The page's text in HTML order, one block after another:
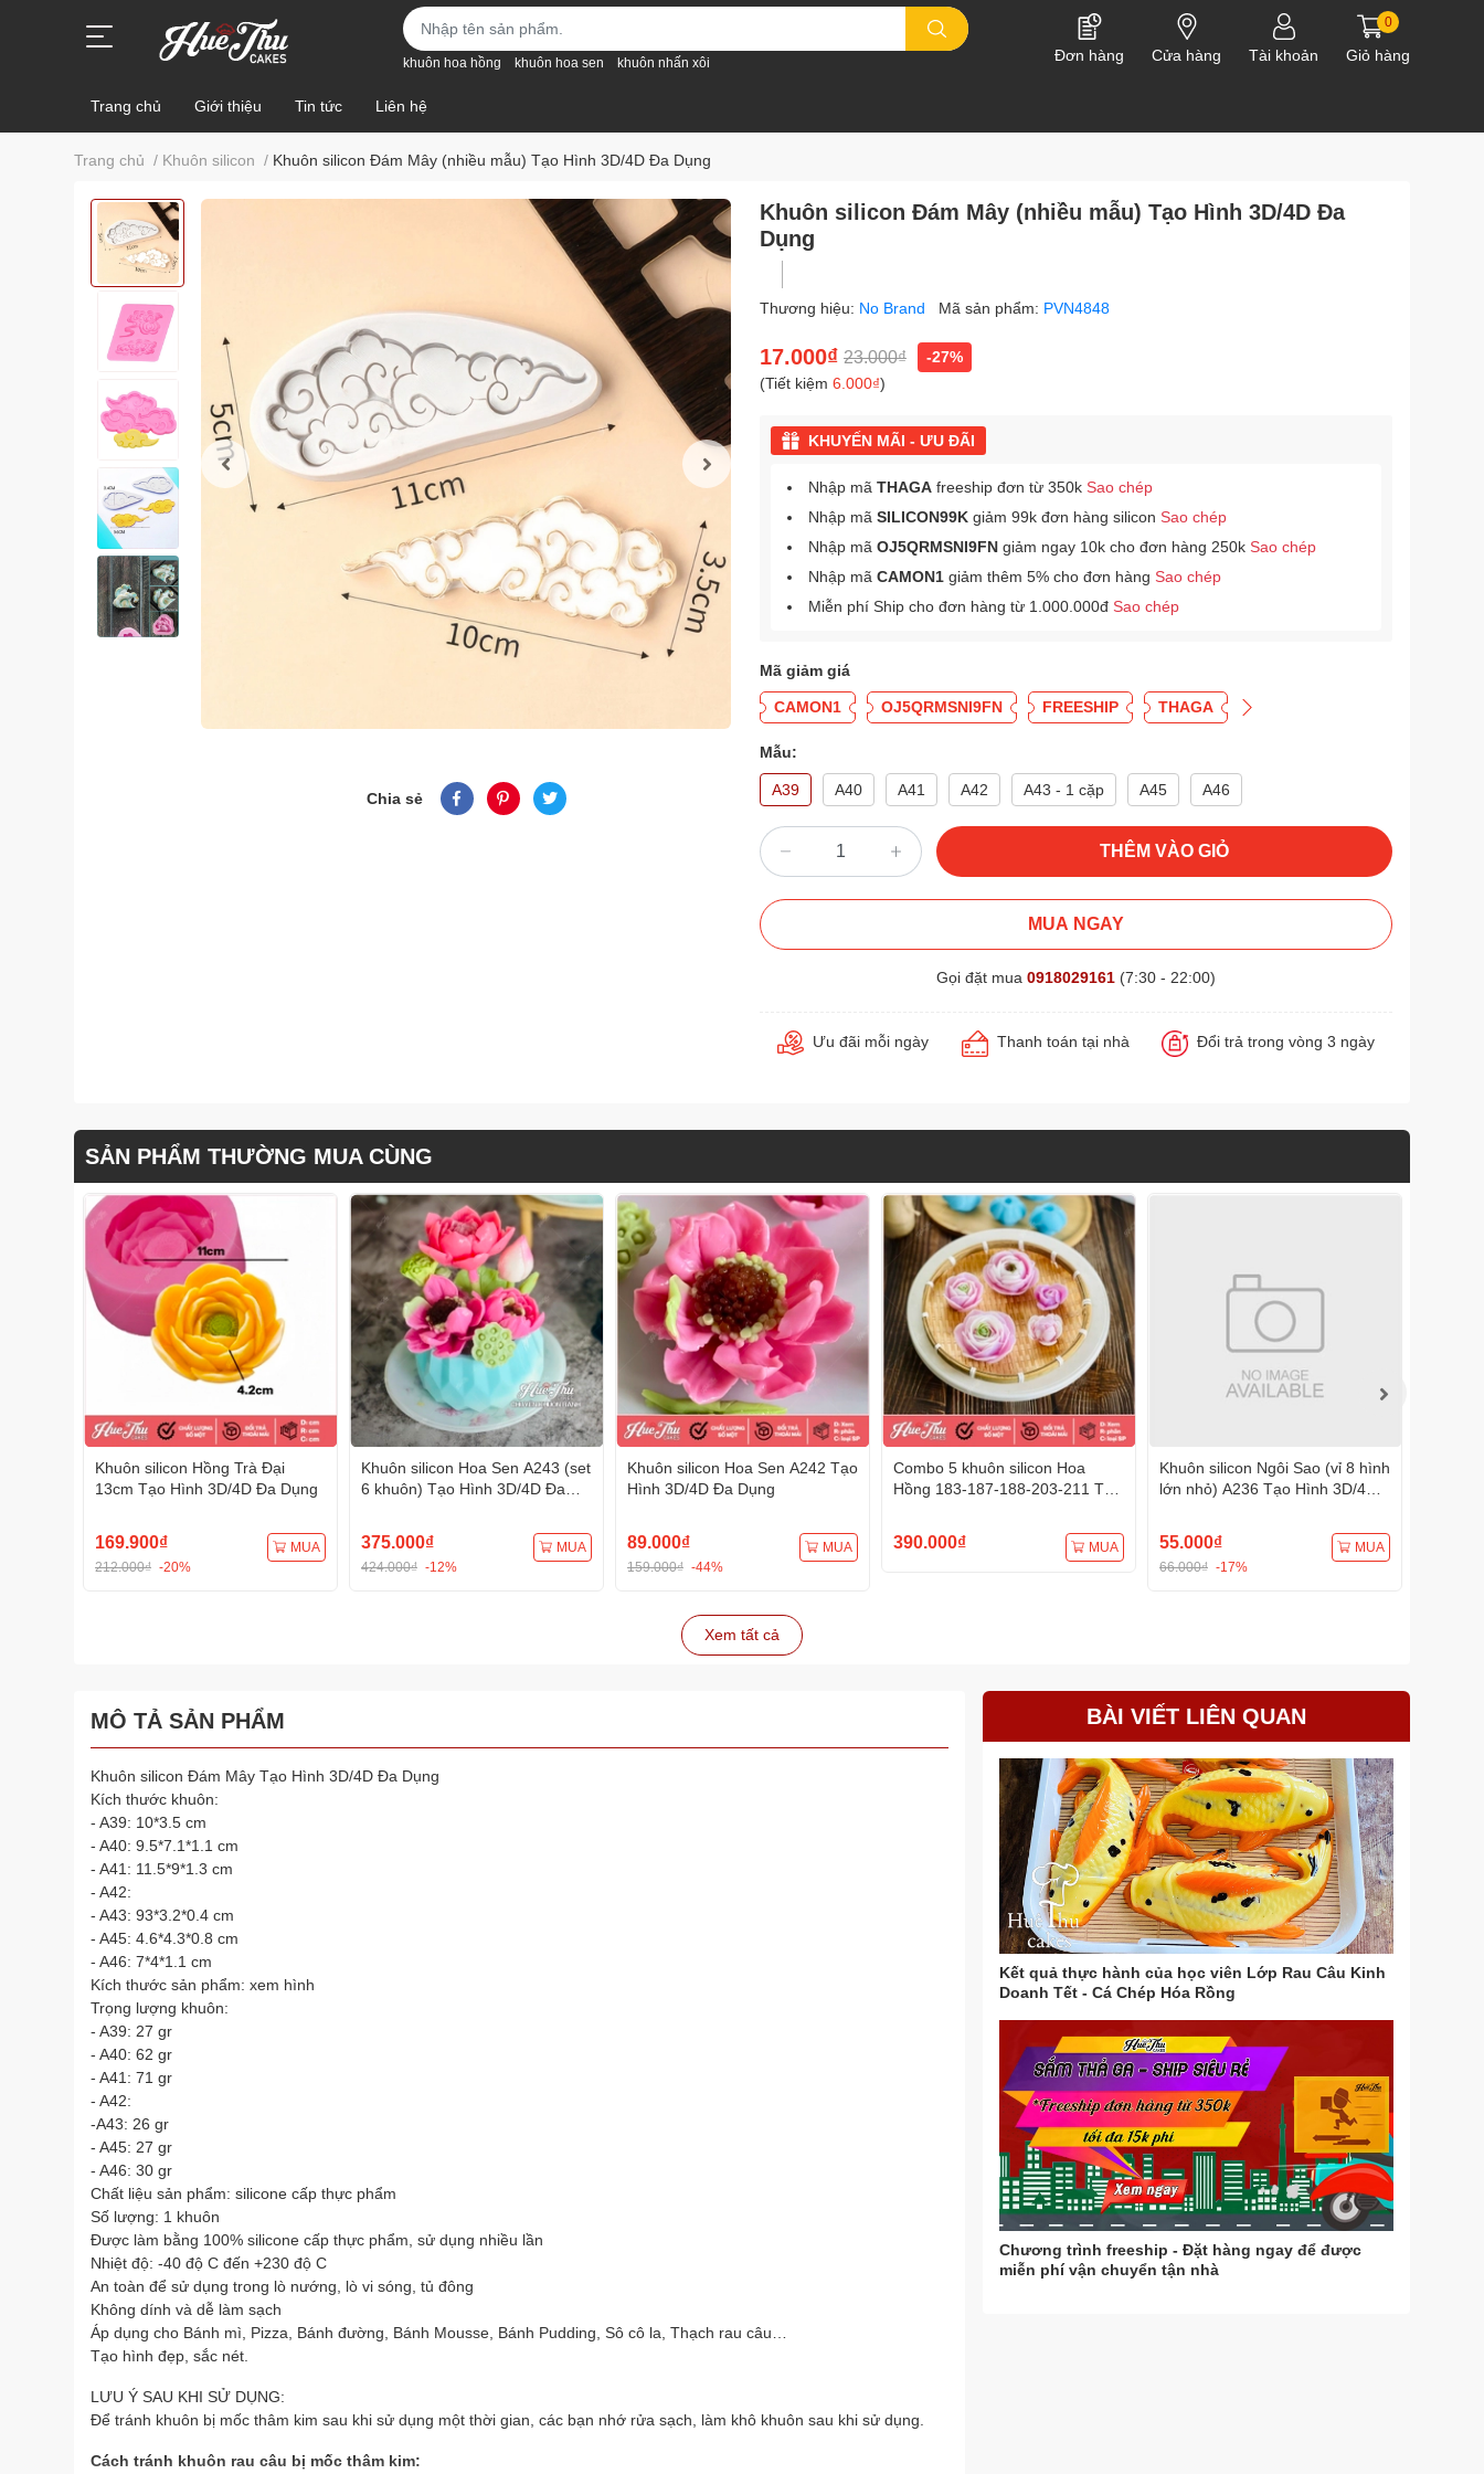
khuôn hoa hồng khuôn hoa sen khuôn nhấn xôi Đơn hàng Cửa hàng Tài khoản
0
Giỏ hàng
Trang chủ Giới thiệu Tin tức Liên hệ
Trang chủ / Khuôn silicon / Khuôn silicon Đám Mây (nhiều mẫu) Tạo Hình 3D/4D Đa Dụng
Chia sẻ
Khuôn silicon Đám Mây (nhiều mẫu) Tạo Hình 3D/4D Đa
Dụng
Thương hiệu: No Brand Mã sản phẩm: PVN4848
17.000₫ 23.000₫
-27%
(Tiết kiệm 6.000₫)
KHUYẾN MÃI - ƯU ĐÃI
Nhập mã THAGA freeship đơn từ 350k Sao chép
Nhập mã SILICON99K giảm 99k đơn hàng silicon Sao chép
Nhập mã OJ5QRMSNI9FN giảm ngay 10k cho đơn hàng 250k Sao chép
Nhập mã CAMON1 giảm thêm 5% cho đơn hàng Sao chép
Miễn phí Ship cho đơn hàng từ 1.000.000đ Sao chép
Mã giảm giá
CAMON1 OJ5QRMSNI9FN FREESHIP THAGA
Mẫu:
A39 A40 A41 A42 A43 - 1 cặp A45 A46
THÊM VÀO GIỎ
MUA NGAY
Gọi đặt mua 0918029161 (7:30 - 22:00)
Ưu đãi mỗi ngày Thanh toán tại nhà Đổi trả trong vòng 3 ngày
SẢN PHẨM THƯỜNG MUA CÙNG
Khuôn silicon Hồng Trà Đại
13cm Tạo Hình 3D/4D Đa Dụng
169.900₫
212.000₫ -20%
MUA
Khuôn silicon Hoa Sen A243 (set
6 khuôn) Tạo Hình 3D/4D Đa
375.000₫
424.000₫ -12%
MUA
Khuôn silicon Hoa Sen A242 Tạo
Hình 3D/4D Đa Dụng
89.000₫
159.000₫ -44%
MUA
Combo 5 khuôn silicon Hoa
Hồng 183-187-188-203-211 Tạo
390.000₫ MUA
Khuôn silicon Ngôi Sao (vỉ 8 hình
lớn nhỏ) A236 Tạo Hình 3D/4D
55.000₫
66.000₫ -17%
MUA
Xem tất cả
MÔ TẢ SẢN PHẨM
Khuôn silicon Đám Mây Tạo Hình 3D/4D Đa Dụng
Kích thước khuôn:
- A39: 10*3.5 cm
- A40: 9.5*7.1*1.1 cm
- A41: 11.5*9*1.3 cm
- A42:
- A43: 93*3.2*0.4 cm
- A45: 4.6*4.3*0.8 cm
- A46: 7*4*1.1 cm
Kích thước sản phẩm: xem hình
Trọng lượng khuôn:
- A39: 27 gr
- A40: 62 gr
- A41: 71 gr
- A42:
-A43: 26 gr
- A45: 27 gr
- A46: 30 gr
Chất liệu sản phẩm: silicone cấp thực phẩm
Số lượng: 1 khuôn
Được làm bằng 100% silicone cấp thực phẩm, sử dụng nhiều lần
Nhiệt độ: -40 độ C đến +230 độ C
An toàn để sử dụng trong lò nướng, lò vi sóng, tủ đông
Không dính và dễ làm sạch
Áp dụng cho Bánh mì, Pizza, Bánh đường, Bánh Mousse, Bánh Pudding, Sô cô la, Thạch rau câu…
Tạo hình đẹp, sắc nét.
LƯU Ý SAU KHI SỬ DỤNG:
Để tránh khuôn bị mốc thâm kim sau khi sử dụng một thời gian, các bạn nhớ rửa sạch, làm khô khuôn sau khi sử dụng.
Cách tránh khuôn rau câu bị mốc thâm kim:
BÀI VIẾT LIÊN QUAN
Kết quả thực hành của học viên Lớp Rau Câu Kinh
Doanh Tết - Cá Chép Hóa Rồng
Chương trình freeship - Đặt hàng ngay để được
miễn phí vận chuyển tận nhà